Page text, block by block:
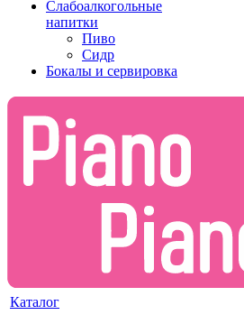
Слабоалкогольные
напитки
Пиво
Сидр
Бокалы и сервировка
Каталог